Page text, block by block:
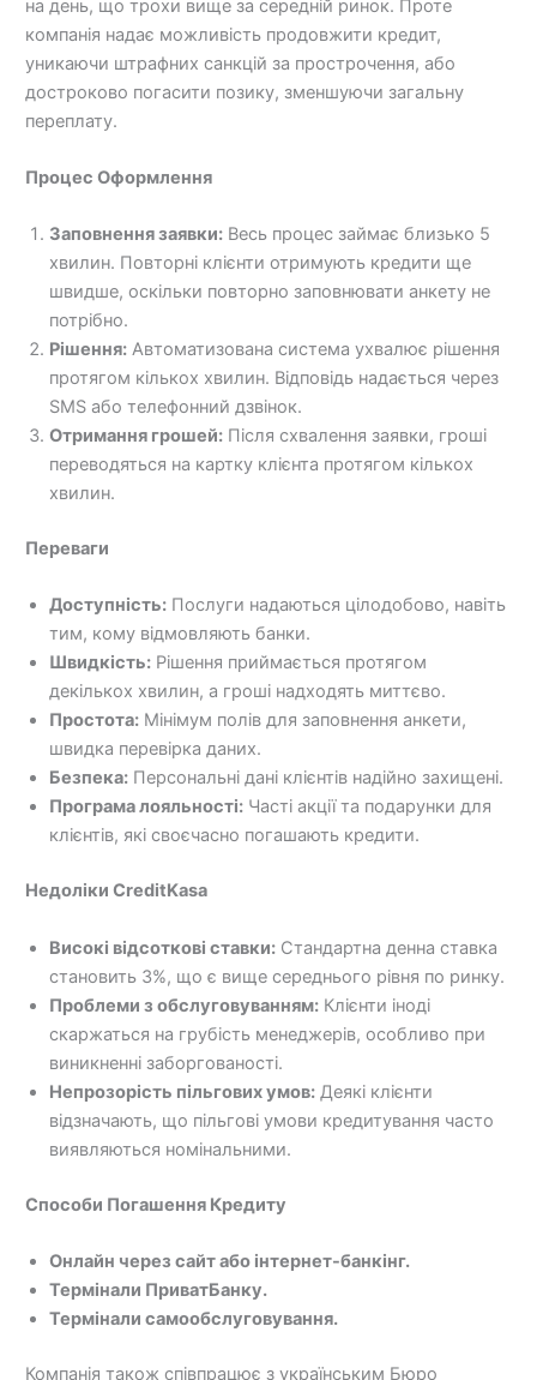
на день, що трохи вище за середній ринок. Проте
компанія надає можливість продовжити кредит,
уникаючи штрафних санкцій за прострочення, або
достроково погасити позику, зменшуючи загальну
переплату.
Процес Оформлення
Заповнення заявки: Весь процес займає близько 5
хвилин. Повторні клієнти отримують кредити ще
швидше, оскільки повторно заповнювати анкету не
потрібно.
Рішення: Автоматизована система ухвалює рішення
протягом кількох хвилин. Відповідь надається через
SMS або телефонний дзвінок.
Отримання грошей: Після схвалення заявки, гроші
переводяться на картку клієнта протягом кількох
хвилин.
Переваги
Доступність: Послуги надаються цілодобово, навіть
тим, кому відмовляють банки.
Швидкість: Рішення приймається протягом
декількох хвилин, а гроші надходять миттєво.
Простота: Мінімум полів для заповнення анкети,
швидка перевірка даних.
Безпека: Персональні дані клієнтів надійно захищені.
Програма лояльності: Часті акції та подарунки для
клієнтів, які своєчасно погашають кредити.
Недоліки CreditKasa
Високі відсоткові ставки: Стандартна денна ставка
становить 3%, що є вище середнього рівня по ринку.
Проблеми з обслуговуванням: Клієнти іноді
скаржаться на грубість менеджерів, особливо при
виникненні заборгованості.
Непрозорість пільгових умов: Деякі клієнти
відзначають, що пільгові умови кредитування часто
виявляються номінальними.
Способи Погашення Кредиту
Онлайн через сайт або інтернет-банкінг.
Термінали ПриватБанку.
Термінали самообслуговування.
Компанія також співпрацює з українським Бюро